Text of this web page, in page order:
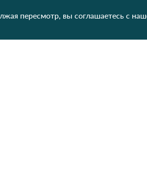
пересмотр, вы соглашаетесь с